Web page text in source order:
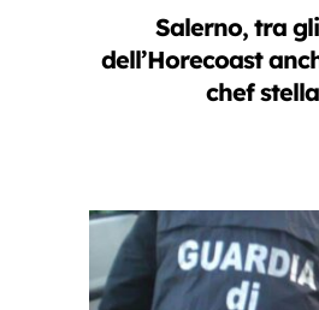
Salerno, tra
dell’Horecoast
chef